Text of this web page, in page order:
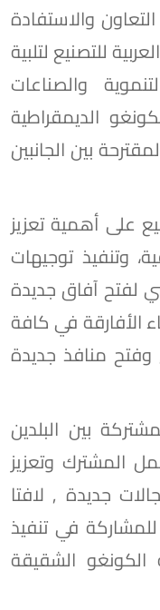
والاستفادة
للتصنيع لتلبية
والصناعات
الديمقراطية
بين الجانبين
على أهمية تعزيز
وتنفيذ توجيهات
لفتح آفاق جديدة
الأفارقة في كافة
وفتح منافذ جديدة
بين البلدين
المشترك وتعزيز
جديدة , لافتا
للمشاركة في تنفيذ
الكونغو الشقيقة